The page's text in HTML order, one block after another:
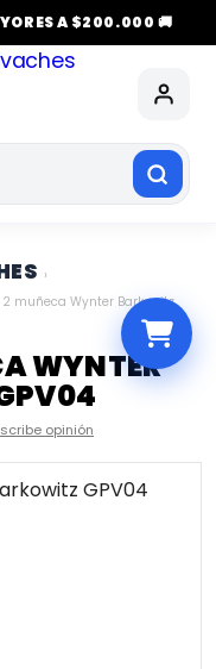
A $200.000 🚚
›
muñeca Wynter Barkowitz
WYNTER
opinión